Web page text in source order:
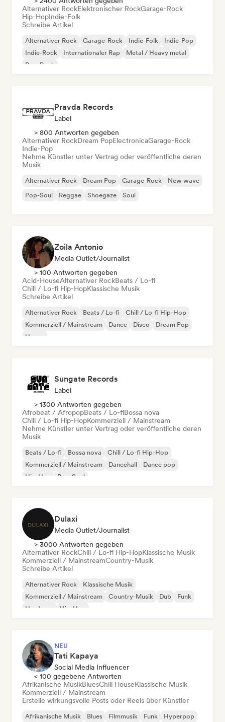
Alternativer RockElektronischer RockGarage-Rock
Hip-HopIndie-Folk
Schreibe Artikel
Alternativer Rock Garage-Rock Indie-Folk
Indie-Pop
Indie-Rock
Internationaler Rap
Metal / Heavy metal
Pop-Rock
Pravda Records
Label
> 800 Antworten gegeben
Alternativer RockDream PopElectronicaGarage-Rock
Indie-Pop
Nehme Künstler unter Vertrag oder veröffentliche deren
Musik
Alternativer Rock Dream Pop Garage-Rock
New wave
Pop-Soul
Reggae Shoegaze Soul
Zoila Antonio
Media Outlet/Journalist
> 100 Antworten gegeben
Acid-HouseAlternativer RockBeats / Lo-fi
Chill / Lo-fi Hip-HopKlassische Musik
Schreibe Artikel
Alternativer Rock Beats / Lo-fi
Chill / Lo-fi Hip-Hop
Kommerziell / Mainstream
Dance Disco
Dream Pop
House
Sungate Records
Label
> 1300 Antworten gegeben
Afrobeat / AfropopBeats / Lo-fiBossa nova
Chill / Lo-fi Hip-HopKommerziell / Mainstream
Nehme Künstler unter Vertrag oder veröffentliche deren
Musik
Beats / Lo-fi Bossa nova
Chill / Lo-fi Hip-Hop
Kommerziell / Mainstream
Dancehall
Dance pop
Hip-Hop
Pop-Soul
Dulaxi
Media Outlet/Journalist
> 3000 Antworten gegeben
Alternativer RockChill / Lo-fi Hip-HopKlassische Musik
Kommerziell / MainstreamCountry-Musik
Schreibe Artikel
Alternativer Rock
Klassische Musik
Kommerziell / Mainstream
Country-Musik Dub
Funk
Hardcore
Hip-Hop
NEU
Tati Kapaya
Social Media Influencer
< 100 gegebene Antworten
Afrikanische MusikBluesChill HouseKlassische Musik
Kommerziell / Mainstream
Erstelle wirkungsvolle Posts oder Reels über Künstler
Afrikanische Musik Blues Filmmusik Funk Hyperpop